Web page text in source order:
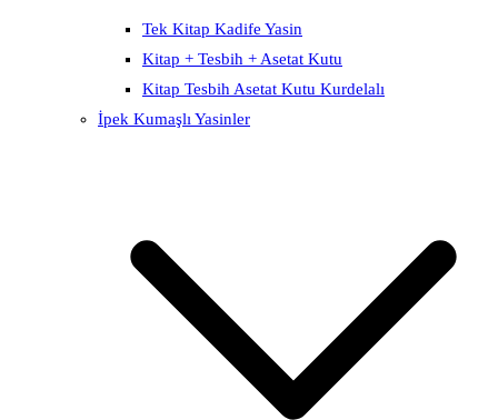
Tek Kitap Kadife Yasin
Kitap + Tesbih + Asetat Kutu
Kitap Tesbih Asetat Kutu Kurdelalı
İpek Kumaşlı Yasinler